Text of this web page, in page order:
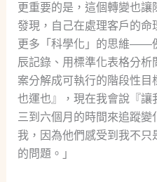
更重要的是，這個轉變也
發現，自己在處理客戶的命
更多「科學化」的思維——
辰記錄、用標準化表格分
案分解成可執行的階段性
也運也』，現在我會說『讓
三到六個月的時間來追蹤
我，因為他們感受到我不
的問題。」